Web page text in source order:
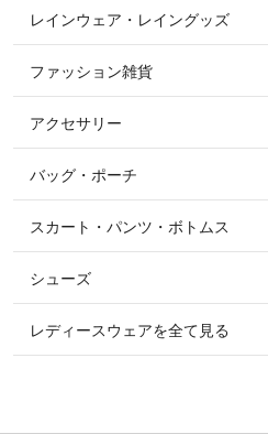
ニット・セーター
シャツ・ブラウス・ワンピース
ジャケット・ブルゾン
すべての競技用ウェア
ショージャケット
ショーシャツ
レインウェア・レイングッズ
ファッション雑貨
すべてのファッション雑貨
ソックス
ベルト
アクセサリー
すべてのアクセサリー
リング
ピアス・イヤリング
バッグ・ポーチ
スカート・パンツ・ボトムス
シューズ
レディースウェアを全て見る